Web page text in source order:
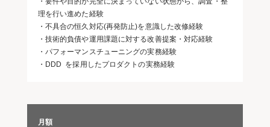
理を行い進めた経験
・不具合の恒久対応(再発防止)を意識した改修経験
・技術的負債や運用課題に対する改善提案・対応経験
・パフォーマンスチューニングの実務経験
・DDD を採用したプロダクトの実務経験
月額